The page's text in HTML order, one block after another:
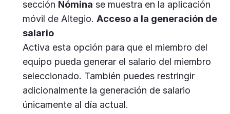
sección Nómina se muestra en la aplicación
móvil de Altegio. Acceso a la generación de
salario
Activa esta opción para que el miembro del
equipo pueda generar el salario del miembro
seleccionado. También puedes restringir
adicionalmente la generación de salario
únicamente al día actual.